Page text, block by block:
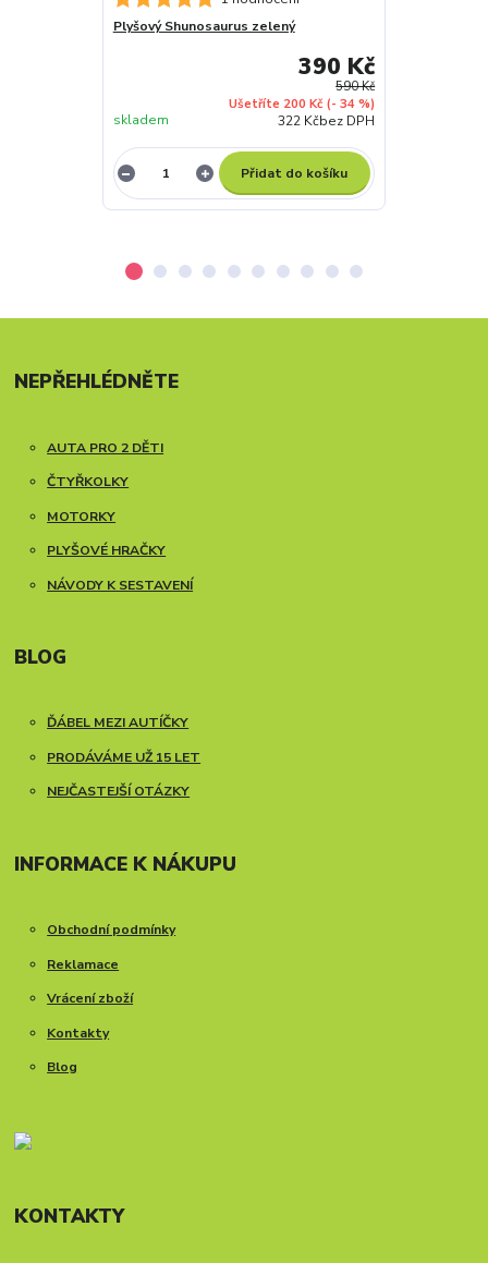
Plyšový Shunosaurus zelený
590 Kč
Ušetříte 200 Kč (- 34 %)
390 Kč
322 Kčbez DPH
skladem
Přidat do košíku
NEPŘEHLÉDNĚTE
AUTA PRO 2 DĚTI
ČTYŘKOLKY
MOTORKY
PLYŠOVÉ HRAČKY
NÁVODY K SESTAVENÍ
BLOG
ĎÁBEL MEZI AUTÍČKY
PRODÁVÁME UŽ 15 LET
NEJČASTEJŠÍ OTÁZKY
INFORMACE K NÁKUPU
Obchodní podmínky
Reklamace
Vrácení zboží
Kontakty
Blog
KONTAKTY